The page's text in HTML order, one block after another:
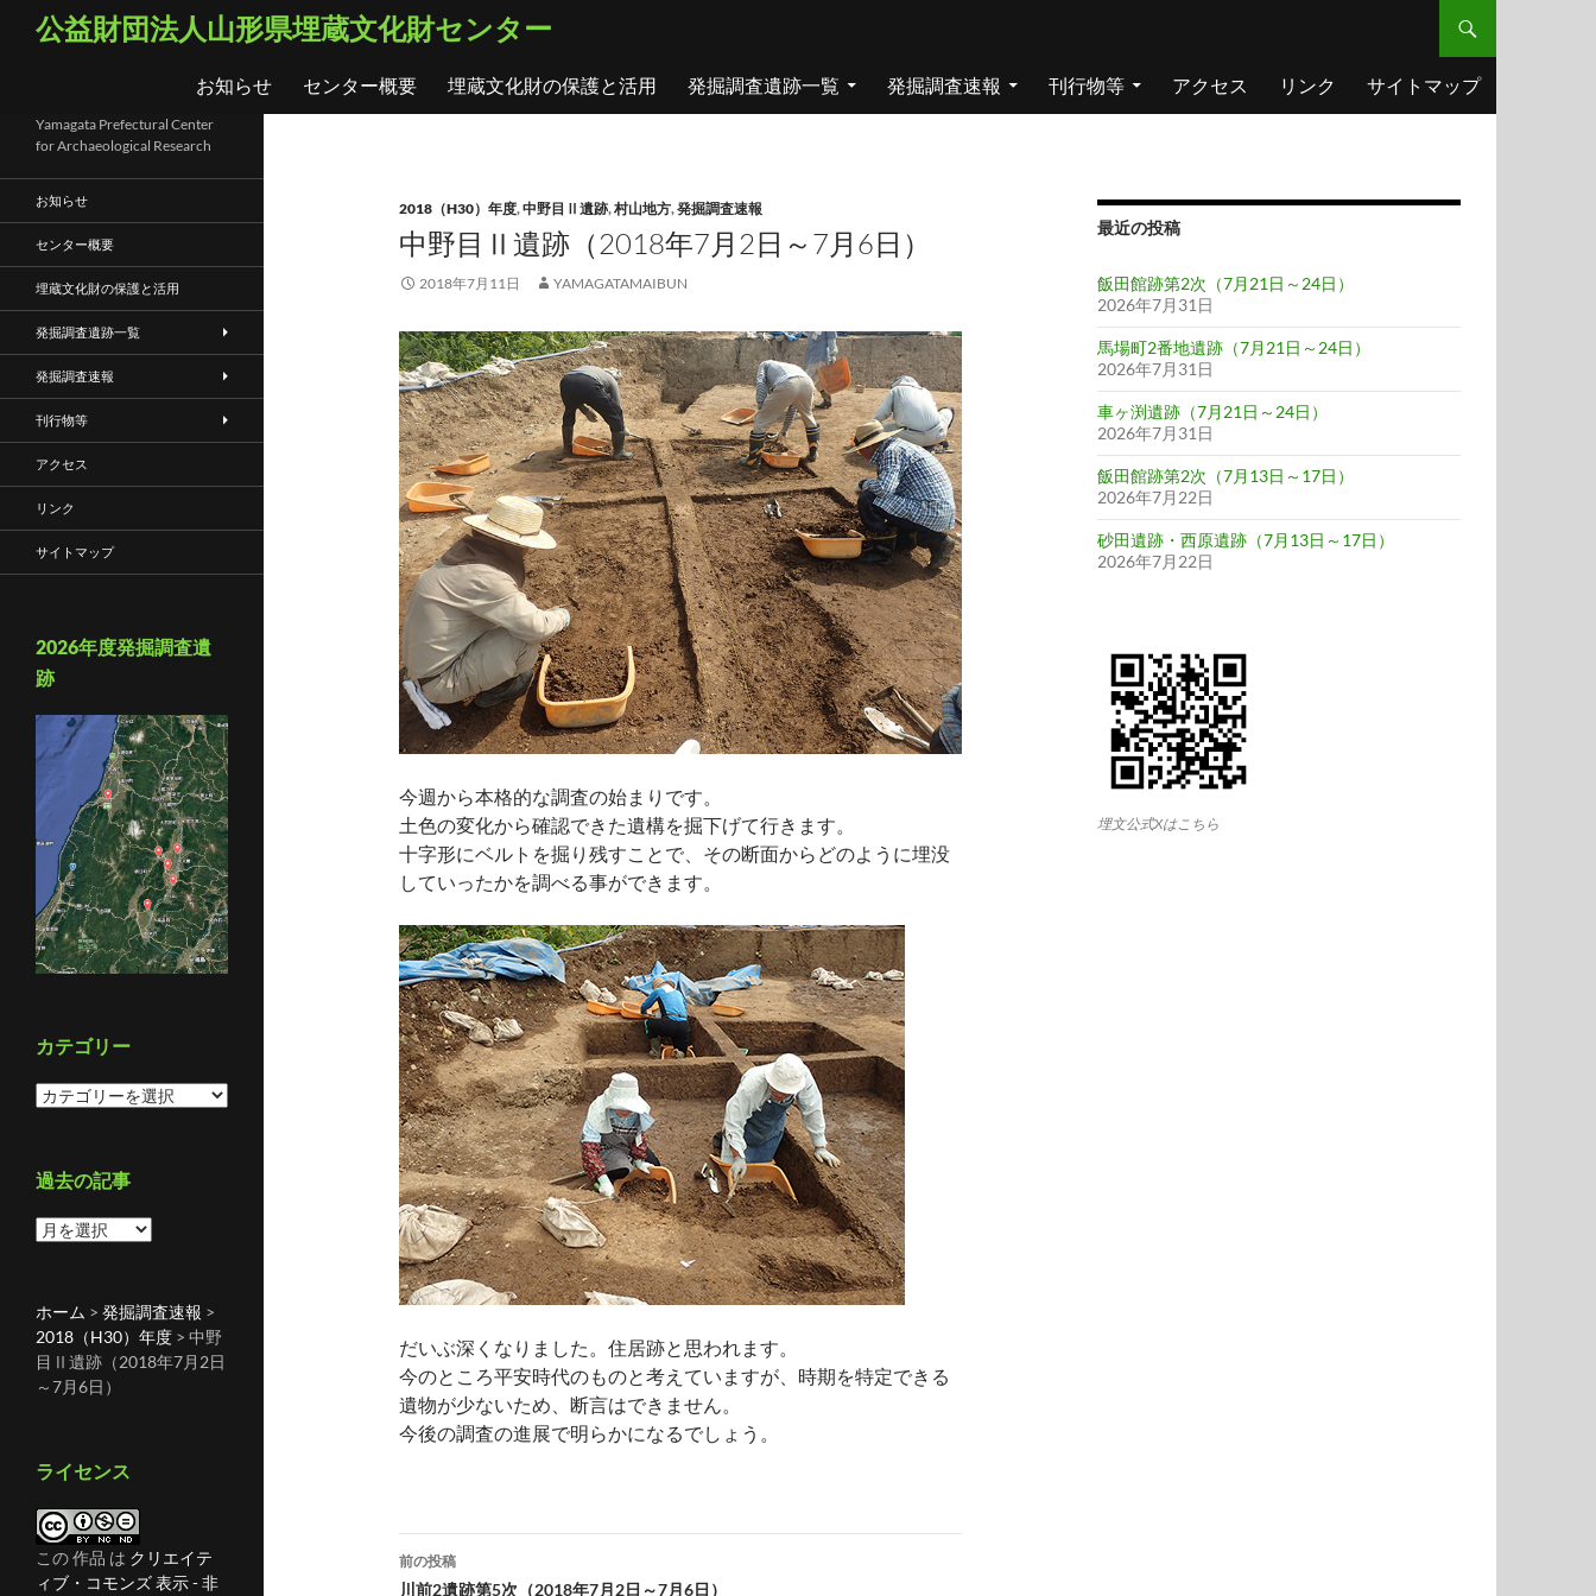
ス
プ
公益財団法人山形県埋蔵文化財センター
お知らせ
センター概要 埋蔵文化財の保護と活用 発掘調査遺跡一覧 発掘調査速報 刊行物等 アクセス リンク サイトマップ
2018（H30）年度,中野目Ⅱ遺跡,村山地方,発掘調査速報
中野目Ⅱ遺跡（2018年7月2日～7月6日）
2018年7月11日 YAMAGATAMAIBUN
今週から本格的な調査の始まりです。
土色の変化から確認できた遺構を掘下げて行きます。
十字形にベルトを掘り残すことで、その断面からどのように埋没
していったかを調べる事ができます。
だいぶ深くなりました。住居跡と思われます。
今のところ平安時代のものと考えていますが、時期を特定できる
遺物が少ないため、断言はできません。
今後の調査の進展で明らかになるでしょう。
投
前の投稿
川前2遺跡第5次（2018年7月2日～7月6日）
最近の投稿
飯田館跡第2次（7月21日～24日）
2026年7月31日
馬場町2番地遺跡（7月21日～24日）
2026年7月31日
車ヶ渕遺跡（7月21日～24日）
2026年7月31日
飯田館跡第2次（7月13日～17日）
2026年7月22日
砂田遺跡・西原遺跡（7月13日～17日）
2026年7月22日
埋文公式Xはこちら
Yamagata Prefectural Center
for Archaeological Research
お知らせ
センター概要
埋蔵文化財の保護と活用
発掘調査遺跡一覧
発掘調査速報
刊行物等
アクセス
リンク
サイトマップ
2026年度発掘調査遺
跡
カテゴリー
カ
リ
ー
過去の記事
過
記
事
ホーム > 発掘調査速報 >
2018（H30）年度 > 中野
目Ⅱ遺跡（2018年7月2日
～7月6日）
ライセンス
この 作品 は クリエイテ
ィブ・コモンズ 表示 - 非